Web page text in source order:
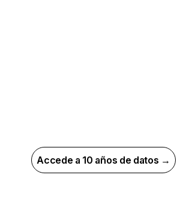
Accede a 10 años de datos →